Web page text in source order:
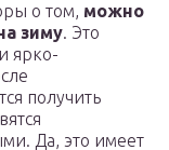
о том, можно
зиму. Это
ярко-
получить
Да, это имеет